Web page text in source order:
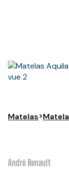
Matelas>
André Renault